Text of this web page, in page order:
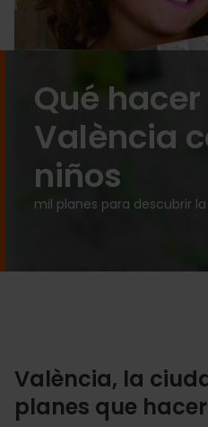
Qué
València
niños
mil planes para descubrir
València, la
planes que